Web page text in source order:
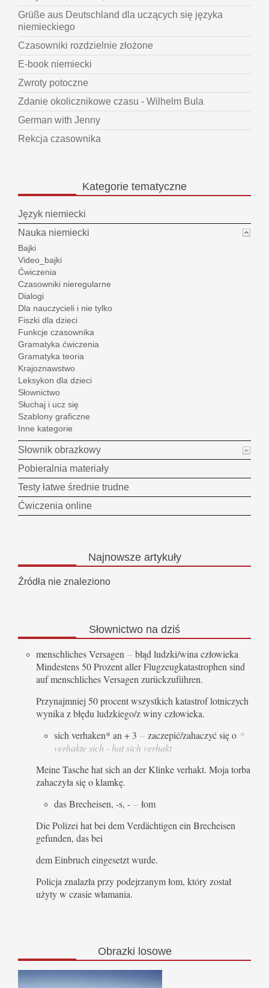
Grüße aus Deutschland dla uczących się języka
niemieckiego
Czasowniki rozdzielnie złożone
E-book niemiecki
Zwroty potoczne
Zdanie okolicznikowe czasu - Wilhelm Bula
German with Jenny
Rekcja czasownika
Kategorie tematyczne
Język niemiecki
Nauka niemiecki
Bajki
Video_bajki
Ćwiczenia
Czasowniki nieregularne
Dialogi
Dla nauczycieli i nie tylko
Fiszki dla dzieci
Funkcje czasownika
Gramatyka ćwiczenia
Gramatyka teoria
Krajoznawstwo
Leksykon dla dzieci
Słownictwo
Słuchaj i ucz się
Szablony graficzne
Inne kategorie
Słownik obrazkowy
Pobieralnia materiały
Testy łatwe średnie trudne
Ćwiczenia online
Najnowszeartykuły
Źródła nie znaleziono
Słownictwo na dziś
menschliches Versagen – błąd ludzki/wina człowieka
Mindestens 50 Prozent aller Flugzeugkatastrophen sind
auf menschliches Versagen zurückzuführen.
Przynajmniej 50 procent wszystkich katastrof lotniczych
wynika z błędu ludzkiego/z winy człowieka.
sich verhaken* an + 3 – zaczepić/zahaczyć się o *
verhakte sich - hat sich verhakt
Meine Tasche hat sich an der Klinke verhakt. Moja torba
zahaczyła się o klamkę.
das Brecheisen, -s, - – łom
Die Polizei hat bei dem Verdächtigen ein Brecheisen
gefunden, das bei
dem Einbruch eingesetzt wurde.
Policja znalazła przy podejrzanym łom, który został
użyty w czasie włamania.
Obrazki losowe